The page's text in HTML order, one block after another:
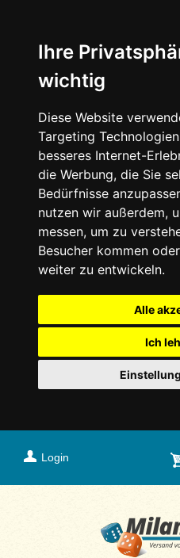
Ihre
wichtig
Diese Website
Targeting
besseres Internet-
die Werbung, die Sie
Bedürfnisse
nutzen wir außerdem,
messen, um zu
Besucher kommen
weiter zu entwickeln.
Alle
Ich
Login